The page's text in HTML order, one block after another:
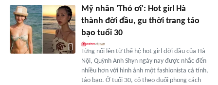
Mỹ nhân 'Thỏ ơi': Hot girl Hà
thành đời đầu, gu thời trang táo
bạo tuổi 30
Từng nổi lên từ thế hệ hot girl đời đầu của Hà
Nội, Quỳnh Anh Shyn ngày nay được nhắc đến
nhiều hơn với hình ảnh một fashionista cá tính,
táo bạo. Ở tuổi 30, cô theo đuổi phong cách